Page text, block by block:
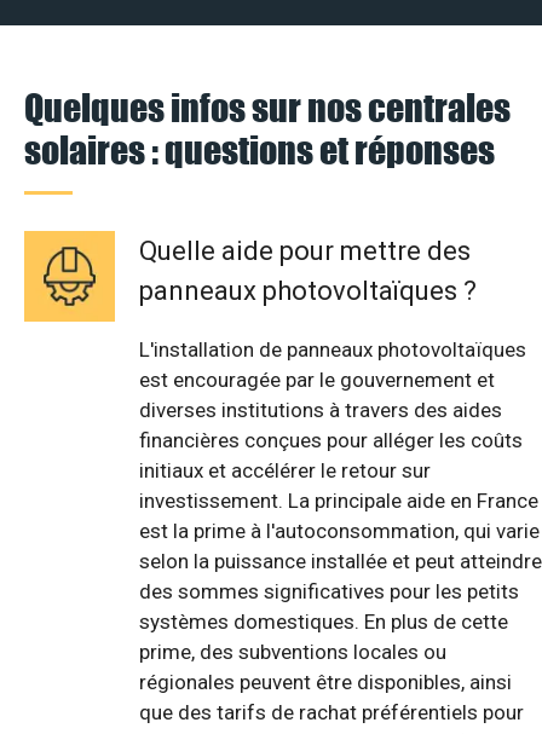
Quelques infos sur nos centrales
solaires : questions et réponses
Quelle aide pour mettre des
panneaux photovoltaïques ?
L'installation de panneaux photovoltaïques
est encouragée par le gouvernement et
diverses institutions à travers des aides
financières conçues pour alléger les coûts
initiaux et accélérer le retour sur
investissement. La principale aide en France
est la prime à l'autoconsommation, qui varie
selon la puissance installée et peut atteindre
des sommes significatives pour les petits
systèmes domestiques. En plus de cette
prime, des subventions locales ou
régionales peuvent être disponibles, ainsi
que des tarifs de rachat préférentiels pour